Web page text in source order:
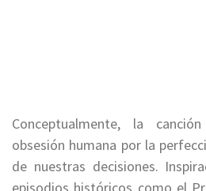
Conceptualmente, la
obsesión humana por la
de nuestras decisiones.